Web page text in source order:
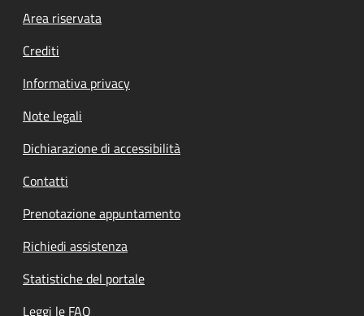
Footer menu
Area riservata
Crediti
Informativa privacy
Note legali
Dichiarazione di accessibilità
Contatti
Prenotazione appuntamento
Richiedi assistenza
Statistiche del portale
Leggi le FAQ